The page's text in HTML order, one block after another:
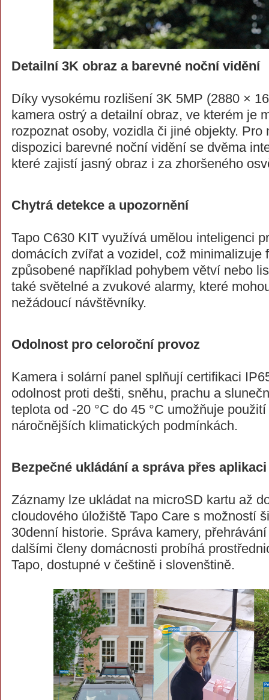
Detailní 3K obraz a barevné noční vidění
Díky vysokému rozlišení 3K 5MP (2880 ×
kamera ostrý a detailní obraz, ve kterém je
rozpoznat osoby, vozidla či jiné objekty.
dispozici barevné noční vidění se dvěma
které zajistí jasný obraz i za zhoršeného
Chytrá detekce a upozornění
Tapo C630 KIT využívá umělou inteligenci
domácích zvířat a vozidel, což minimalizuje
způsobené například pohybem větví nebo
také světelné a zvukové alarmy, které
nežádoucí návštěvníky.
Odolnost pro celoroční provoz
Kamera i solární panel splňují certifikaci
odolnost proti dešti, sněhu, prachu a
teplota od -20 °C do 45 °C umožňuje
náročnějších klimatických podmínkách.
Bezpečné ukládání a správa přes aplikaci
Záznamy lze ukládat na microSD kartu až
cloudového úložiště Tapo Care s možností
30denní historie. Správa kamery,
dalšími členy domácnosti probíhá
Tapo, dostupné v češtině i slovenštině.